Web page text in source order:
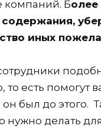
компаний. Более
иных
есть помогут
был до этого.
делать